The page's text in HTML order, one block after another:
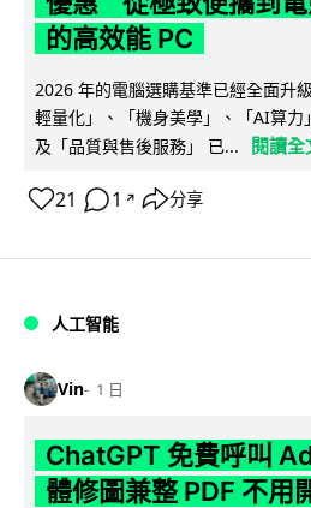
的高效能 PC
2026 年的電腦選購基準已經全面升
輕量化」、「機身美學」、「AI算力
及「品質與售後服務」 已...
閱讀全
21 1 ↗ 分享
人工智能
Vin 1 日
ChatGPT 免費呼叫
體修圖兼整 PDF 不用